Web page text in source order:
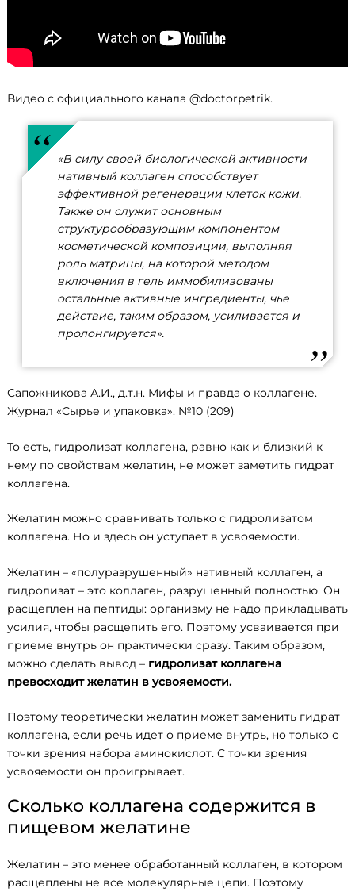
Видео с официального канала @doctorpetrik.
«В силу своей биологической активности
нативный коллаген способствует
эффективной регенерации клеток кожи.
Также он служит основным
структурообразующим компонентом
косметической композиции, выполняя
роль матрицы, на которой методом
включения в гель иммобилизованы
остальные активные ингредиенты, чье
действие, таким образом, усиливается и
пролонгируется».
Сапожникова А.И., д.т.н. Мифы и правда о коллагене.
Журнал «Сырье и упаковка». №10 (209)
То есть, гидролизат коллагена, равно как и близкий к
нему по свойствам желатин, не может заметить гидрат
коллагена.
Желатин можно сравнивать только с гидролизатом
коллагена. Но и здесь он уступает в усвояемости.
Желатин – «полуразрушенный» нативный коллаген, а
гидролизат – это коллаген, разрушенный полностью. Он
расщеплен на пептиды: организму не надо прикладывать
усилия, чтобы расщепить его. Поэтому усваивается при
приеме внутрь он практически сразу. Таким образом,
можно сделать вывод – гидролизат коллагена
превосходит желатин в усвояемости.
Поэтому теоретически желатин может заменить гидрат
коллагена, если речь идет о приеме внутрь, но только с
точки зрения набора аминокислот. С точки зрения
усвояемости он проигрывает.
Сколько коллагена содержится в
пищевом желатине
Желатин – это менее обработанный коллаген, в котором
расщеплены не все молекулярные цепи. Поэтому